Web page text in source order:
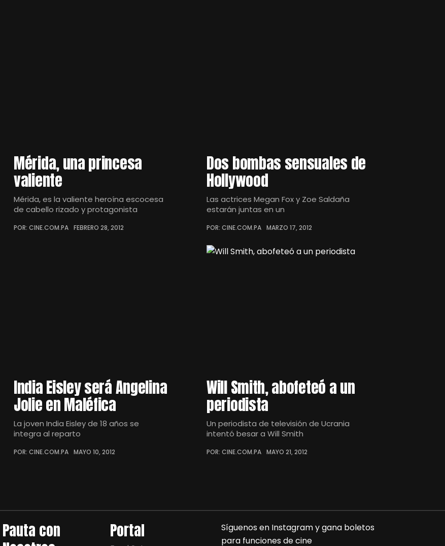
Mérida, una princesa
valiente
Mérida, es la valiente heroína escocesa
de cabello rizado y protagonista
POR: CINE.COM.PA FEBRERO 28, 2012
Dos bombas sensuales de
Hollywood
Las actrices Megan Fox y Zoe Saldaña
estarán juntas en un
POR: CINE.COM.PA MARZO 17, 2012
India Eisley será Angelina
Jolie en Maléfica
La joven India Eisley de 18 años se
integra al reparto
POR: CINE.COM.PA MAYO 10, 2012
Will Smith, abofeteó a un
periodista
Un periodista de televisión de Ucrania
intentó besar a Will Smith
POR: CINE.COM.PA MAYO 21, 2012
Pauta con
Portal
Síguenos en Instagram y gana boletos
para funciones de cine